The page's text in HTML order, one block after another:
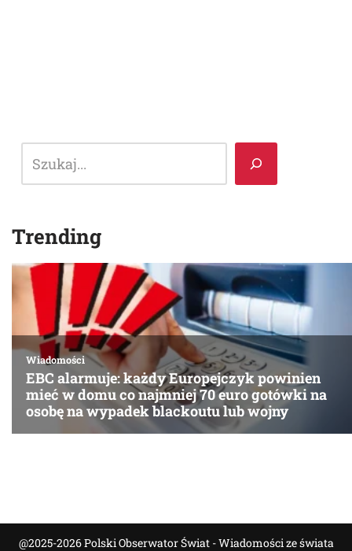
Trending
@2025-2026 Polski Obserwator Świat - Wiadomości ze świata